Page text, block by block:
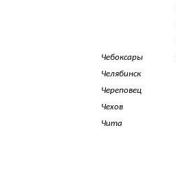
Чебоксары
Челябинск
Череповец
Чехов
Чита